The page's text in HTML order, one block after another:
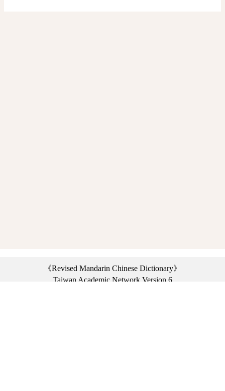
《Revised Mandarin Chinese Dictionary》
Taiwan Academic Network Version 6